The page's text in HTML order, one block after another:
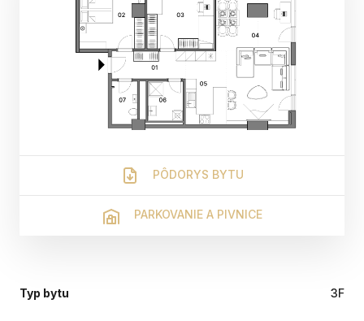
Typ bytu 3F
01
02
04
03
05
06
07
PÔDORYS BYTU
PARKOVANIE A PIVNICE